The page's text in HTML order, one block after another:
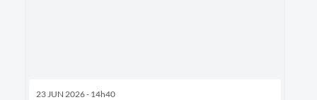
23 JUN 2026 - 14h40